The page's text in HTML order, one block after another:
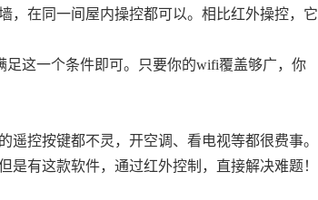
，在同一间屋内操控都可以。相比红外操控，它
这一个条件即可。只要你的wifi覆盖够广，你
控按键都不灵，开空调、看电视等都很费事。
有这款软件，通过红外控制，直接解决难题！